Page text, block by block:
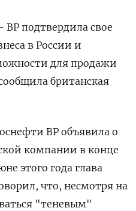
подтвердила свое
в России и
для продажи
британская
BP объявила о
компании в конце
этого года глава
что, несмотря на
"теневым"